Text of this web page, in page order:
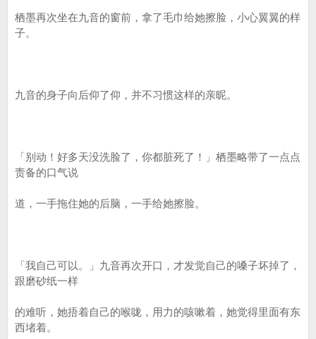
栖墨再次坐在九音的窗前，拿了毛巾给她擦脸，小心翼翼的样
子。
九音的身子向后仰了仰，并不习惯这样的亲昵。
「别动！好多天没洗脸了，你都脏死了！」栖墨略带了一点点
责备的口气说
道，一手拖住她的后脑，一手给她擦脸。
「我自己可以。」九音再次开口，才发觉自己的嗓子坏掉了，
跟磨砂纸一样
的难听，她捂着自己的喉咙，用力的咳嗽着，她觉得里面有东
西堵着。